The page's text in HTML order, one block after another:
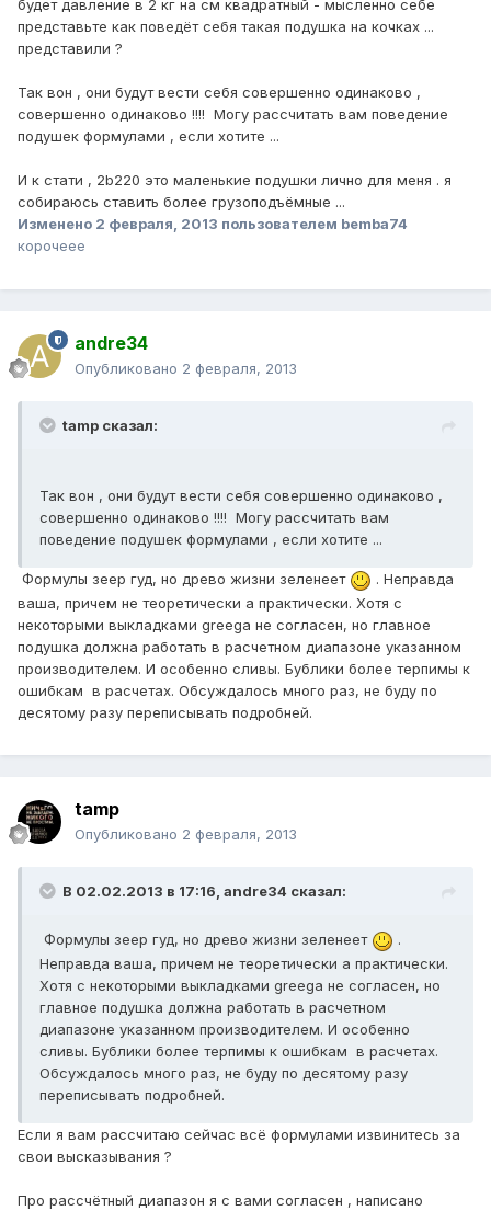
будет давление в 2 кг на см квадратный - мысленно себе
представьте как поведёт себя такая подушка на кочках ...
представили ?
Так вон , они будут вести себя совершенно одинаково ,
совершенно одинаково !!!! Могу рассчитать вам поведение
подушек формулами , если хотите ...
И к стати , 2b220 это маленькие подушки лично для меня . я
собираюсь ставить более грузоподъёмные ...
Изменено 2 февраля, 2013 пользователем bemba74
корочеее
andre34
Опубликовано 2 февраля, 2013
tamp сказал:
Так вон , они будут вести себя совершенно одинаково ,
совершенно одинаково !!!! Могу рассчитать вам
поведение подушек формулами , если хотите ...
Формулы зеер гуд, но древо жизни зеленеет
. Неправда
ваша, причем не теоретически а практически. Хотя с
некоторыми выкладками greega не согласен, но главное
подушка должна работать в расчетном диапазоне указанном
производителем. И особенно сливы. Бублики более терпимы к
ошибкам в расчетах. Обсуждалось много раз, не буду по
десятому разу переписывать подробней.
tamp
Опубликовано 2 февраля, 2013
В 02.02.2013 в 17:16, andre34 сказал:
Формулы зеер гуд, но древо жизни зеленеет
.
Неправда ваша, причем не теоретически а практически.
Хотя с некоторыми выкладками greega не согласен, но
главное подушка должна работать в расчетном
диапазоне указанном производителем. И особенно
сливы. Бублики более терпимы к ошибкам в расчетах.
Обсуждалось много раз, не буду по десятому разу
переписывать подробней.
Если я вам рассчитаю сейчас всё формулами извинитесь за
свои высказывания ?
Про рассчётный диапазон я с вами согласен , написано